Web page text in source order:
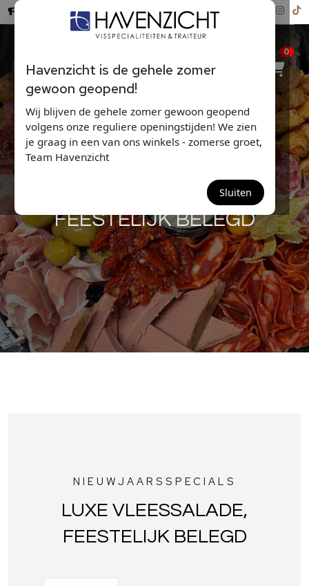
Havenzicht is de gehele zomer
gewoon geopend!
Wij blijven de gehele zomer gewoon geopend
volgens onze reguliere openingstijden! We zien
je graag in een van ons winkels - zomerse groet,
Team Havenzicht
Sluiten
Hollandse Nieuwe ...
0
LUXE VLEESSALADE,
FEESTELIJK BELEGD
NIEUWJAARSSPECIALS
LUXE VLEESSALADE,
FEESTELIJK BELEGD